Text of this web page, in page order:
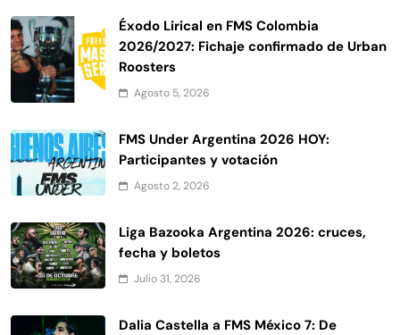
Éxodo Lirical en FMS Colombia
2026/2027: Fichaje confirmado de Urban
Roosters
Agosto 5, 2026
FMS Under Argentina 2026 HOY:
Participantes y votación
Agosto 2, 2026
Liga Bazooka Argentina 2026: cruces,
fecha y boletos
Julio 31, 2026
Dalia Castella a FMS México 7: De